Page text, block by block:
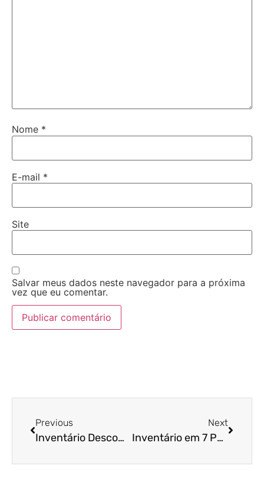
Nome *
E-mail *
Site
Salvar meus dados neste navegador para a próxima
vez que eu comentar.
Previous
Inventário Descomplicado: Como Conduzir Cada Etapa
Next
Inventário em 7 Passos: O Que Você Precisa Saber